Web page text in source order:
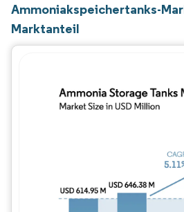
Ammoniakspeichertanks-
Marktanteil